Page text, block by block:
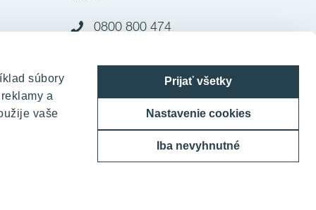
súbory
a
vaše
Prijať všetky
Nastavenie cookies
Iba nevyhnutné
0800 800 474
Pre volania zo zahraničia:
+421 903 999 333